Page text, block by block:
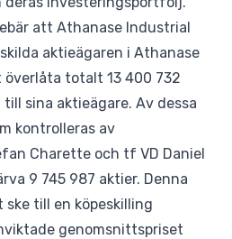
att Athanase Industrial
aktieägaren i Athanase
totalt 13 400 732
sina aktieägare. Av dessa
kontrolleras av
Charette och tf VD Daniel
9 745 987 aktier. Denna
till en köpeskilling
genomsnittspriset